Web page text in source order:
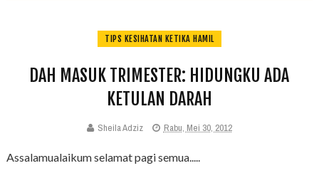
TIPS KESIHATAN KETIKA HAMIL
DAH MASUK TRIMESTER: HIDUNGKU ADA
KETULAN DARAH
Sheila Adziz Rabu, Mei 30, 2012
Assalamualaikum selamat pagi semua.....